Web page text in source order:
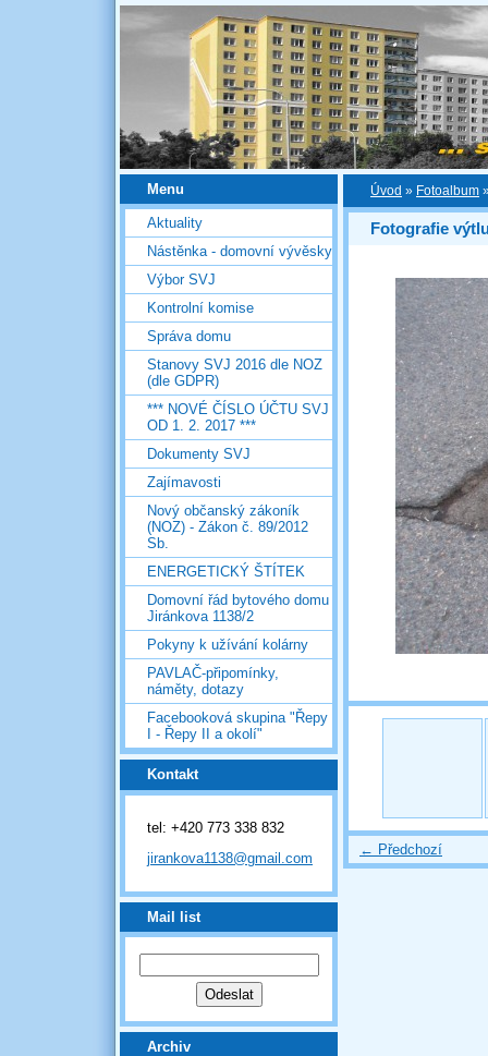
Menu
Aktuality
Nástěnka - domovní vývěsky
Výbor SVJ
Kontrolní komise
Správa domu
Stanovy SVJ 2016 dle NOZ
(dle GDPR)
*** NOVÉ ČÍSLO ÚČTU SVJ
OD 1. 2. 2017 ***
Dokumenty SVJ
Zajímavosti
Nový občanský zákoník
(NOZ) - Zákon č. 89/2012
Sb.
ENERGETICKÝ ŠTÍTEK
Domovní řád bytového domu
Jiránkova 1138/2
Pokyny k užívání kolárny
PAVLAČ-připomínky,
náměty, dotazy
Facebooková skupina "Řepy
I - Řepy II a okolí"
Kontakt
tel: +420 773 338 832
jirankova1138@gmail.com
Mail list
Archiv
Úvod » Fotoalbum
Fotografie
← Předchozí